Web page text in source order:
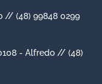
// (48) 99848 0299
- Alfredo // (48)